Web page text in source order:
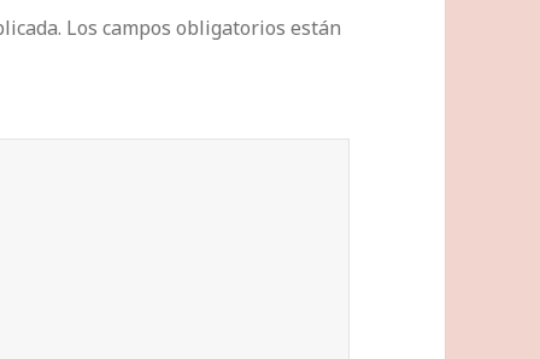
Los campos obligatorios están